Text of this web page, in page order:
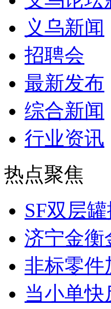
义乌新闻
招聘会
最新发布
综合新闻
行业资讯
热点聚焦
SF双层
济宁金衡
非标零件
当小单